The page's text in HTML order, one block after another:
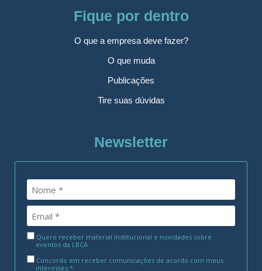
Fique por dentro
O que a empresa deve fazer?
O que muda
Publicações
Tire suas dúvidas
Newsletter
Quero receber material institucional e novidades sobre
eventos da LBCA
Concordo em receber comunicações de acordo com meus
interesses.*